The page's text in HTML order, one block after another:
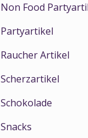
Non Food
Partyartikel
Raucher Artikel
Scherzartikel
Schokolade
Snacks